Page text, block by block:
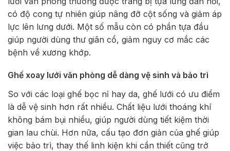
có độ cong tự nhiên giúp nâng đỡ cột sống và giảm áp
lực lên lưng dưới. Một số mẫu còn có phần tựa đầu
giúp người dùng thư giãn cổ, giảm nguy cơ mắc các
bệnh về xương khớp.
Ghế xoay lưới văn phòng dễ dàng vệ sinh và bảo trì
So với các loại ghế bọc nỉ hay da, ghế lưới có ưu điểm
là dễ vệ sinh hơn rất nhiều. Chất liệu lưới thoáng khí
không bám bụi nhiều, giúp người dùng tiết kiệm thời
gian lau chùi. Hơn nữa, cấu tạo đơn giản của ghế giúp
việc bảo trì, thay thế linh kiện khi cần thiết cũng trở